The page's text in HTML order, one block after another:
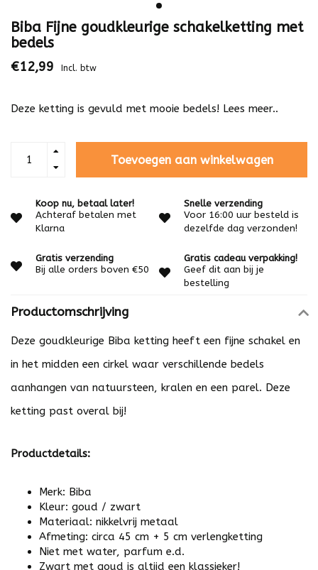
Biba Fijne goudkleurige schakelketting met
bedels
€12,99 Incl. btw
Deze ketting is gevuld met mooie bedels! Lees meer..
Toevoegen aan winkelwagen
Koop nu, betaal later!
Achteraf betalen met
Klarna
Snelle verzending
Voor 16:00 uur besteld is
dezelfde dag verzonden!
Gratis verzending
Bij alle orders boven €50
Gratis cadeau verpakking!
Geef dit aan bij je
bestelling
Productomschrijving
Deze goudkleurige Biba ketting heeft een fijne schakel en
in het midden een cirkel waar verschillende bedels
aanhangen van natuursteen, kralen en een parel. Deze
ketting past overal bij!
Productdetails:
Merk: Biba
Kleur: goud / zwart
Materiaal: nikkelvrij metaal
Afmeting: circa 45 cm + 5 cm verlengketting
Niet met water, parfum e.d.
Zwart met goud is altijd een klassieker!